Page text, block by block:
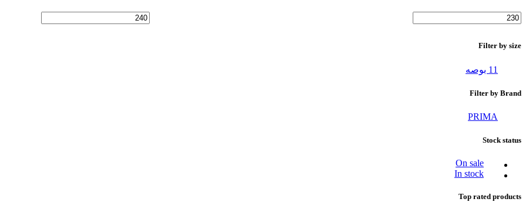
أدنى
أعلى
Filter by size
11 بوصه
Filter by Brand
PRIMA
Stock status
On sale
In stock
Top rated products